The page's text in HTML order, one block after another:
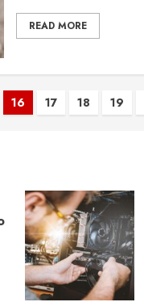
READ MORE
16 17 18 19